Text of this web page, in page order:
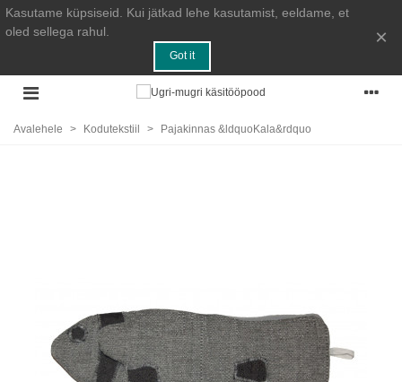
Kasutame küpsiseid. Kui jätkad lehe kasutamist, eeldame, et
oled sellega rahul.
Got it
×
Avalehele > Kodutekstiil > Pajakinnas &ldquoKala&rdquo